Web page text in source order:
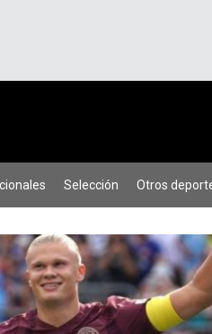
Selección Otros